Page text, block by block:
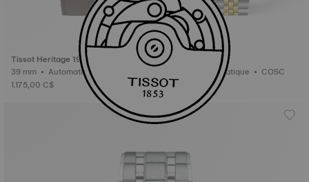
Tissot Heritage 1938
1.175,00 C$
Nouveau
Tissot Ballade
39 mm • Automatique • COSC
1.485,00 C$